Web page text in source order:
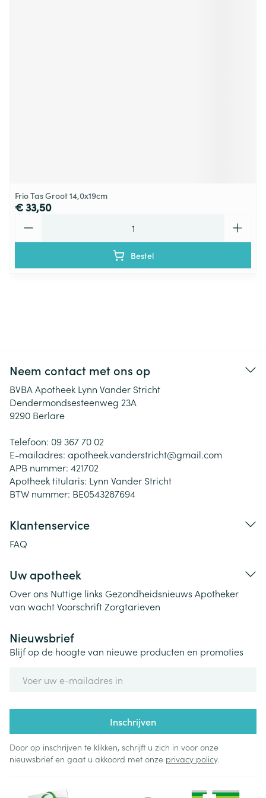
Frio Tas Groot 14,0x19cm
€ 33,50
Bestel
Neem contact met ons op
BVBA Apotheek Lynn Vander Stricht
Dendermondsesteenweg 23A
9290 Berlare
Telefoon: 09 367 70 02
E-mailadres: apotheek.vanderstricht@gmail.com
APB nummer: 421702
Apotheek titularis: Lynn Vander Stricht
BTW nummer: BE0543287694
Klantenservice
FAQ
Uw apotheek
Over ons Nuttige links Gezondheidsnieuws Apotheker
van wachtVoorschriftZorgtarieven
Nieuwsbrief
Blijf op de hoogte van nieuwe producten en promoties
Inschrijven
Door op inschrijven te klikken, schrijft u zich in voor onze
nieuwsbrief en gaat u akkoord met onze privacy policy.